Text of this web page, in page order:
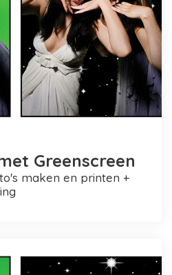
Greenscreen